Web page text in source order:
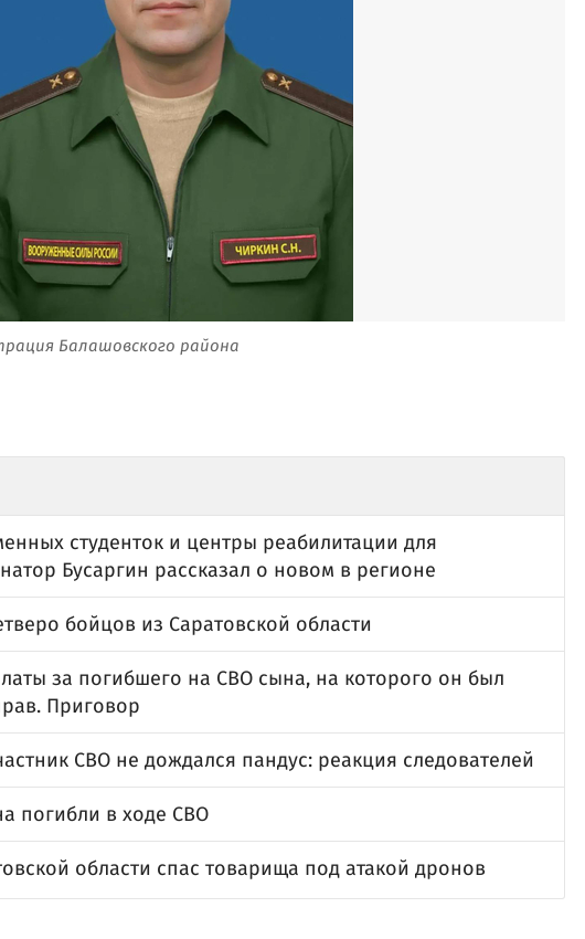
Балашовского района
студенток и центры реабилитации для
Бусаргин рассказал о новом в регионе
бойцов из Саратовской области
за погибшего на СВО сына, на которого он был
Приговор
СВО не дождался пандус: реакция следователей
погибли в ходе СВО
области спас товарища под атакой дронов